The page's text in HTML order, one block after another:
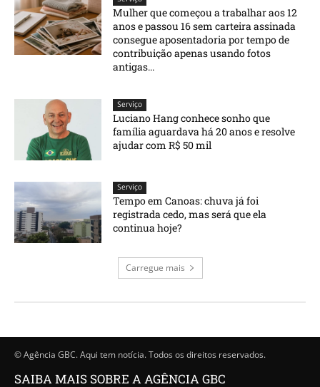
Mulher que começou a trabalhar aos 12
anos e passou 16 sem carteira assinada
consegue aposentadoria por tempo de
contribuição apenas usando fotos
antigas...
Serviço
Luciano Hang conhece sonho que
família aguardava há 20 anos e resolve
ajudar com R$ 50 mil
Serviço
Tempo em Canoas: chuva já foi
registrada cedo, mas será que ela
continua hoje?
Carregue mais
© Agência GBC. Aqui tem notícia. Todos os direitos reservados.
SAIBA MAIS SOBRE A AGÊNCIA GBC